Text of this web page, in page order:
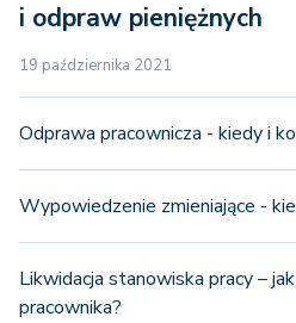
i odpraw pieniężnych
19 października 2021
Odprawa pracownicza - kiedy i
Wypowiedzenie zmieniające -
Likwidacja stanowiska pracy –
pracownika?